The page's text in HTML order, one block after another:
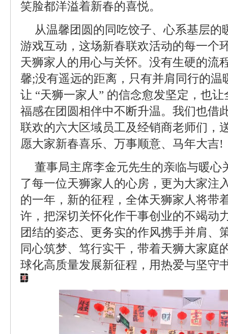
笑脸都洋溢着新春的喜悦。
从温馨团圆的同吃饺子、心系基层的
游戏互动，这场新春联欢活动的每一个
天狮家人的用心与关怀。没有生硬的流
馨;没有遥远的距离，只有并肩同行的温
让 “天狮一家人” 的信念愈发坚定，也
福感在团圆相伴中不断升温。我们也借
联欢的六大区域员工及经销商老师们，
愿大家新春喜乐、万事顺意、马年大吉!
董事局主席李金元先生的亲临与暖心
了每一位天狮家人的心房，更为大家注
的一年，新的征程，全体天狮家人将带
许，把深切关怀化作干事创业的不竭动
团结的姿态、更务实的作风携手并肩、
同心筑梦、笃行实干，带着天狮大家庭
球化高质量发展新征程，用热爱与坚守